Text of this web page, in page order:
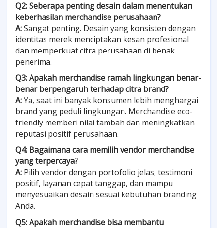
Q2: Seberapa penting desain dalam menentukan
keberhasilan merchandise perusahaan?
A:Sangat penting. Desain yang konsisten dengan
identitas merek menciptakan kesan profesional
dan memperkuat citra perusahaan di benak
penerima.
Q3: Apakah merchandise ramah lingkungan benar-
benar berpengaruh terhadap citra brand?
A:Ya, saat ini banyak konsumen lebih menghargai
brand yang peduli lingkungan. Merchandise eco-
friendly memberi nilai tambah dan meningkatkan
reputasi positif perusahaan.
Q4: Bagaimana cara memilih vendor merchandise
yang terpercaya?
A: Pilih vendor dengan portofolio jelas, testimoni
positif, layanan cepat tanggap, dan mampu
menyesuaikan desain sesuai kebutuhan branding
Anda.
Q5: Apakah merchandise bisa membantu